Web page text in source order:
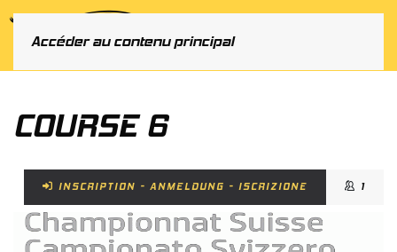
Accéder au contenu principal
COURSE 6
INSCRIPTION - ANMELDUNG - ISCRIZIONE 1